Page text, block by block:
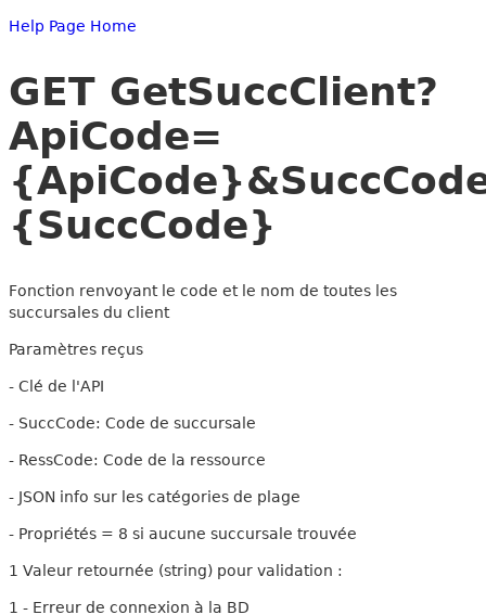
Help Page Home
GET GetSuccClient?
ApiCode=
{SuccCode}
Fonction renvoyant le code et le nom de toutes les
succursales du client
Paramètres reçus
- Clé de l'API
- SuccCode: Code de succursale
- RessCode: Code de la ressource
- JSON info sur les catégories de plage
- Propriétés = 8 si aucune succursale trouvée
1 Valeur retournée (string) pour validation :
1 - Erreur de connexion à la BD